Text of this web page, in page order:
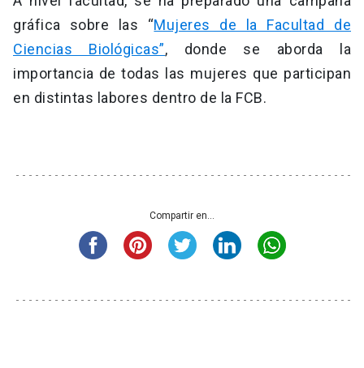
gráfica sobre las “Mujeres de la Facultad de
Ciencias Biológicas”, donde se aborda la
importancia de todas las mujeres que participan
en distintas labores dentro de la FCB.
Compartir en...